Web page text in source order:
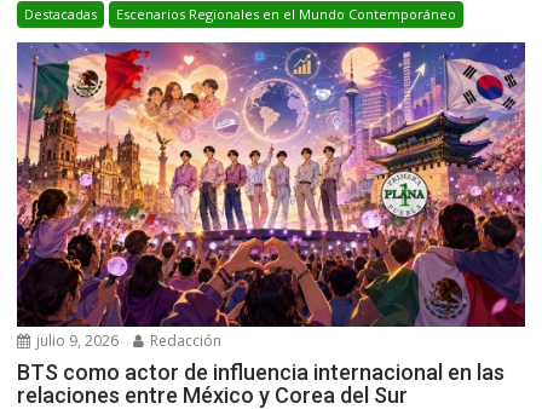
Destacadas Escenarios Regionales en el Mundo Contemporáneo
julio 9, 2026 Redacción
BTS como actor de influencia internacional en las
relaciones entre México y Corea del Sur